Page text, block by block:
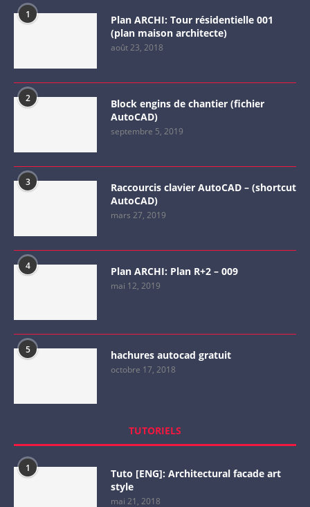
1
Plan ARCHI: Tour résidentielle 001
(plan maison architecte)
août 23, 2018
2
Block engins de chantier (fichier
AutoCAD)
septembre 5, 2019
3
Raccourcis clavier AutoCAD – (shortcut
AutoCAD)
mars 27, 2019
4 Plan ARCHI: Plan R+2 – 009
mai 12, 2019
5 hachures autocad gratuit
octobre 17, 2018
TUTORIELS
1
Tuto [ENG]: Architectural facade art
style
mai 21, 2018